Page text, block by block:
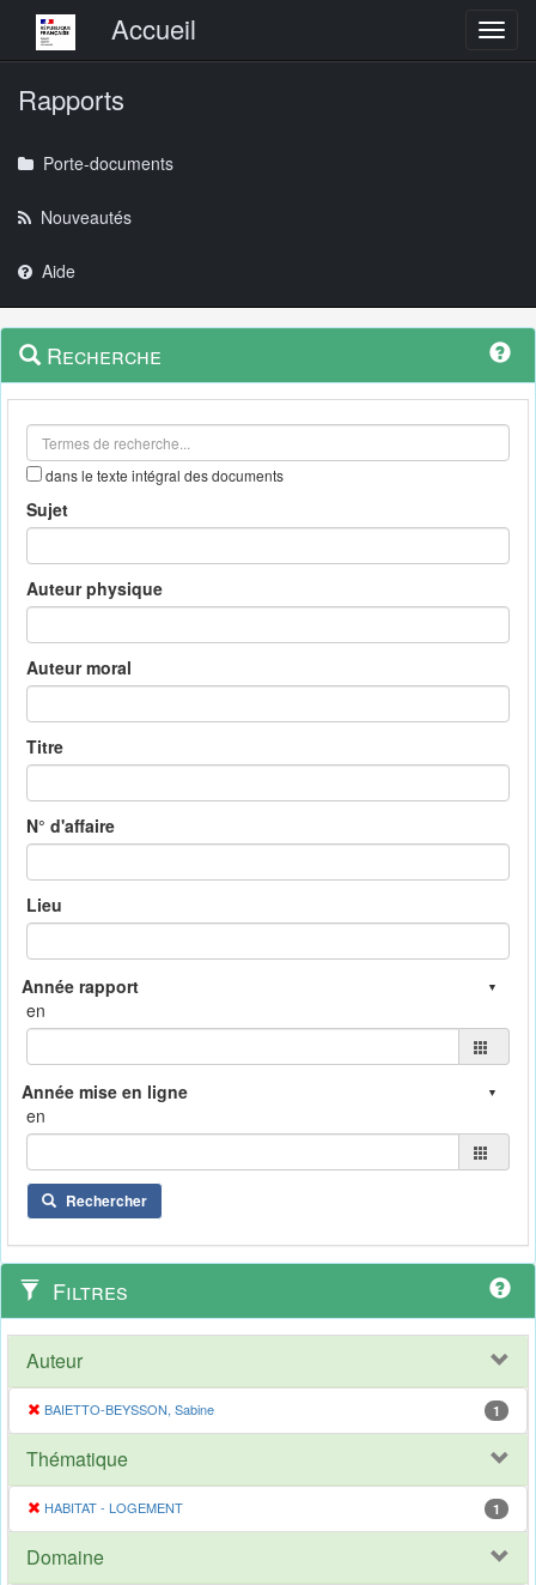
Menu principalAccueil
Rapports
Porte-documents
Nouveautés
Aide
Navigation
outils
Menu
contextuel
Recherche
dans le texte intégral des documents
Sujet
Auteur physique
Auteur moral
Titre
N° d'affaire
Lieu
en
en
Rechercher
Filtres
Auteur
BAIETTO-BEYSSON, Sabine 1
Thématique
HABITAT - LOGEMENT 1
Domaine